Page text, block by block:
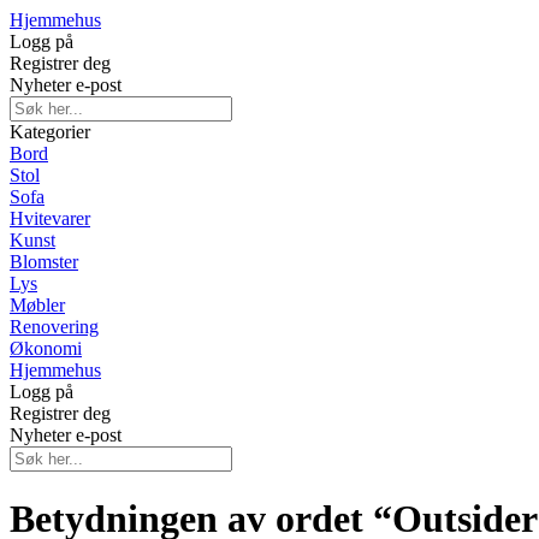
Hjemmehus
Logg på
Registrer deg
Nyheter e-post
Kategorier
Bord
Stol
Sofa
Hvitevarer
Kunst
Blomster
Lys
Møbler
Renovering
Økonomi
Hjemmehus
Logg på
Registrer deg
Nyheter e-post
Betydningen av ordet